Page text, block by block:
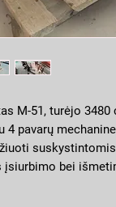
M-51, turėjo
pavarų
įsiurbimo bei